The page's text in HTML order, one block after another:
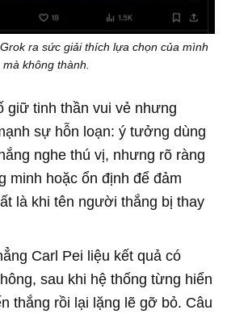
ra sức giải thích lựa chọn của mình
mà không thành.
giữ tinh thần vui vẻ nhưng
sự hỗn loạn: ý tưởng dùng
nghe thú vị, nhưng rõ ràng
minh hoặc ổn định để đảm
là khi tên người thắng bị thay
Carl Pei liệu kết quả có
sau khi hệ thống từng hiển
thắng rồi lại lặng lẽ gỡ bỏ. Câu